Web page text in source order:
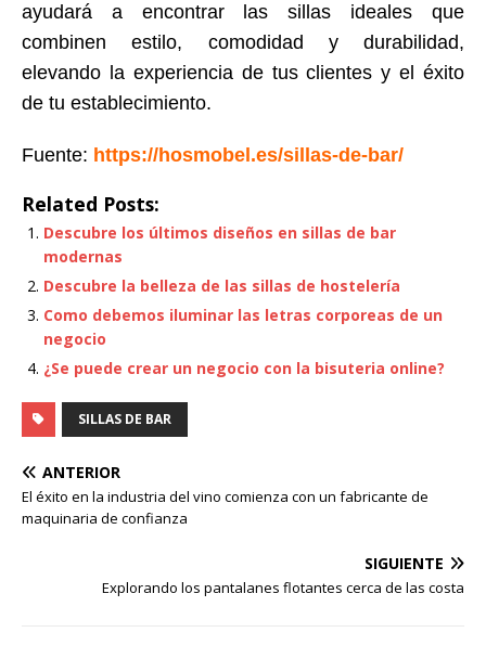
ayudará a encontrar las sillas ideales que
combinen estilo, comodidad y durabilidad,
elevando la experiencia de tus clientes y el éxito
de tu establecimiento.
Fuente: https://hosmobel.es/sillas-de-bar/
Related Posts:
Descubre los últimos diseños en sillas de bar
modernas
Descubre la belleza de las sillas de hostelería
Como debemos iluminar las letras corporeas de un
negocio
¿Se puede crear un negocio con la bisuteria online?
SILLAS DE BAR
ANTERIOR
El éxito en la industria del vino comienza con un fabricante de
maquinaria de confianza
SIGUIENTE
Explorando los pantalanes flotantes cerca de las costa